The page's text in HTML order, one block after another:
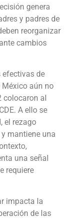
genera
y padres de
reorganizar
cambios
efectivas de
aún no
colocaron al
A ello se
el rezago
mantiene una
una señal
requiere
impacta la
de las